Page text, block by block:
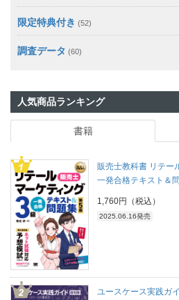
限定特典付き (52)
調査データ (60)
人気商品ランキング
書籍
販売士教科書 リテー
一発合格テキスト＆
1,760円（税込）
2025.06.16発売
ユースケース実践ガ